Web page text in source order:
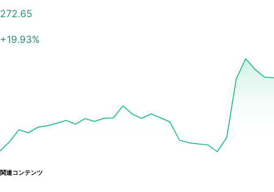
272.65
+19.93%
関連コンテンツ